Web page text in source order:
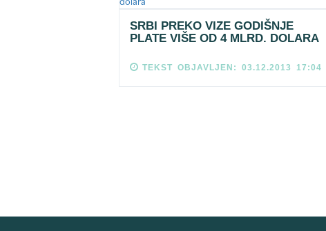
SRBI PREKO VIZE GODIŠNJE
PLATE VIŠE OD 4 MLRD. DOLARA
TEKST OBJAVLJEN: 03.12.2013 17:04